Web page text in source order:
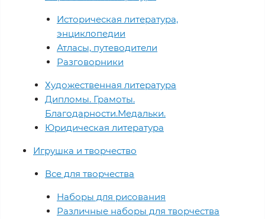
Историческая литература,
энциклопедии
Атласы, путеводители
Разговорники
Художественная литература
Дипломы. Грамоты.
Благодарности.Медальки.
Юридическая литература
Игрушка и творчество
Все для творчества
Наборы для рисования
Различные наборы для творчества